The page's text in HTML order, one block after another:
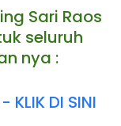
Sari Raos
seluruh
nya :
KLIK DI SINI